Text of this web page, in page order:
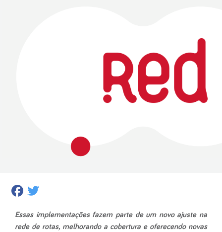
Facebook
Essas implementações fazem parte de um novo ajuste na
rede de rotas, melhorando a cobertura e oferecendo novas